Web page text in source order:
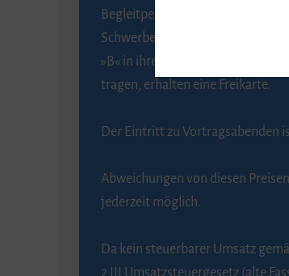
Begleitpersonen von Menschen
Schwerbehinderung, die das
»B« in ihrem
tragen, erhalten eine Freikarte.
Der Eintritt zu Vortragsabenden
Abweichungen von diesen
jederzeit möglich.
Da kein steuerbarer Umsatz
2 III Umsatzsteuergesetz (alte